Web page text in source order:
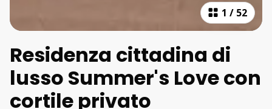
1 / 52
Residenza cittadina di
lusso Summer's Love con
cortile privato